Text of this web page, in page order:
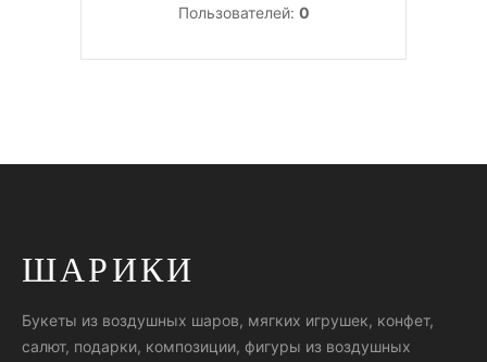
Пользователей: 0
ШАРИКИ
Букеты из воздушных шаров, мягких игрушек, конфет,
салют, подарки, композиции, фигуры из воздушных